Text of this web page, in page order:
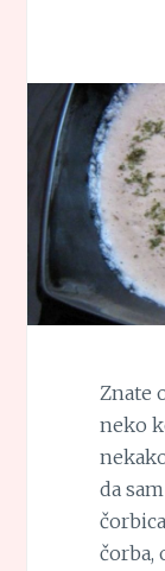
Znate
neko
da
čorba,